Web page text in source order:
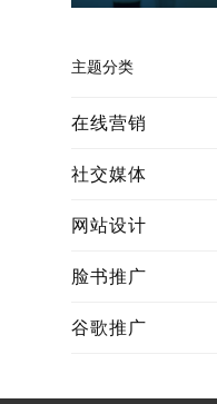
主题分类
在线营销
社交媒体
网站设计
脸书推广
谷歌推广